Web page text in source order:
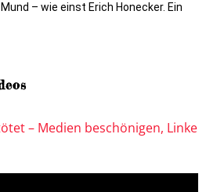
– wie einst Erich Honecker. Ein
– Medien beschönigen, Linke